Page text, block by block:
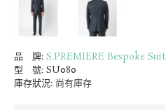
品 牌: S.PREMIERE Bespoke Suit
型 號: SU080
庫存狀況: 尚有庫存